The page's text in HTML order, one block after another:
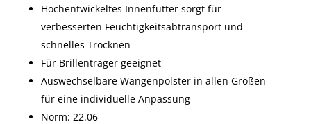
Hochentwickeltes Innenfutter sorgt für
verbesserten Feuchtigkeitsabtransport und
schnelles Trocknen
Für Brillenträger geeignet
Auswechselbare Wangenpolster in allen Größen
für eine individuelle Anpassung
Norm: 22.06